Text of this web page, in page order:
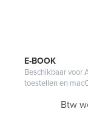
E-BOOK
Beschikbaar voor
toestellen en
Btw